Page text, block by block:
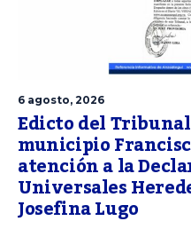
6 agosto, 2026
Edicto del
municipio
atención a la
Universales
Josefina Lugo